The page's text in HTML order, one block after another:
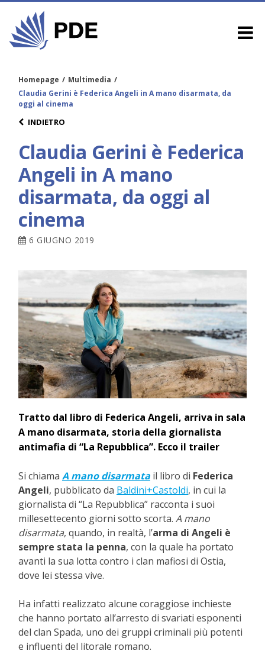
Homepage / Multimedia /
Claudia Gerini è Federica Angeli in A mano disarmata, da
oggi al cinema
INDIETRO
Claudia Gerini è Federica
Angeli in A mano
disarmata, da oggi al
cinema
6 GIUGNO 2019
Tratto dal libro di Federica Angeli, arriva in sala
A mano disarmata, storia della giornalista
antimafia di “La Repubblica”. Ecco il trailer
Si chiama A mano disarmata il libro di Federica
Angeli, pubblicato da Baldini+Castoldi, in cui la
giornalista di “La Repubblica” racconta i suoi
millesettecento giorni sotto scorta. A mano
disarmata, quando, in realtà, l’arma di Angeli è
sempre stata la penna, con la quale ha portato
avanti la sua lotta contro i clan mafiosi di Ostia,
dove lei stessa vive.
Ha infatti realizzato alcune coraggiose inchieste
che hanno portato all’arresto di svariati esponenti
del clan Spada, uno dei gruppi criminali più potenti
e influenti del litorale romano.